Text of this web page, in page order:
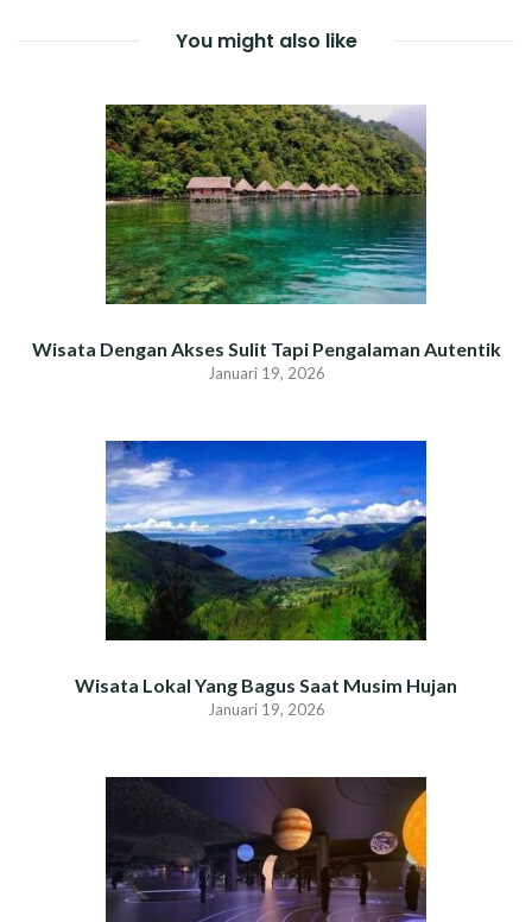
You might also like
Wisata Dengan Akses Sulit Tapi Pengalaman Autentik
Januari 19, 2026
Wisata Lokal Yang Bagus Saat Musim Hujan
Januari 19, 2026